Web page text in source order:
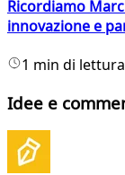
Ricordiamo
innovazione e
1 min di lettura
Idee e